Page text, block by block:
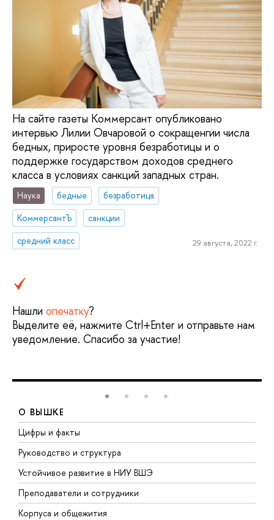
На сайте газеты Коммерсант опубликовано
интервью Лилии Овчаровой о сокращенгии числа
бедных, приросте уровня безработицы и о
поддержке государством доходов среднего
класса в условиях санкций западных стран.
Наука бедные
безработица
КоммерсантЪ
санкции
средний класс
29 августа, 2022 г.
Нашли опечатку?
Выделите её, нажмите Ctrl+Enter и отправьте нам
уведомление. Спасибо за участие!
О ВЫШКЕ
Цифры и факты
Руководство и структура
Устойчивое развитие в НИУ ВШЭ
Преподаватели и сотрудники
Корпуса и общежития